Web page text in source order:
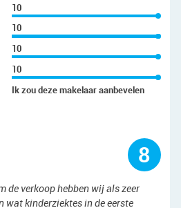
10
10
10
10
Ik zou deze makelaar aanbevelen
8
de verkoop hebben wij als zeer
wat kinderziektes in de eerste